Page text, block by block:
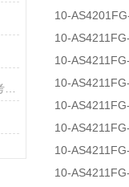
注意了！选购FESTO阀岛时需要多考虑这些因素
10-
10-
10-
10-
10-
10-
10-
10-